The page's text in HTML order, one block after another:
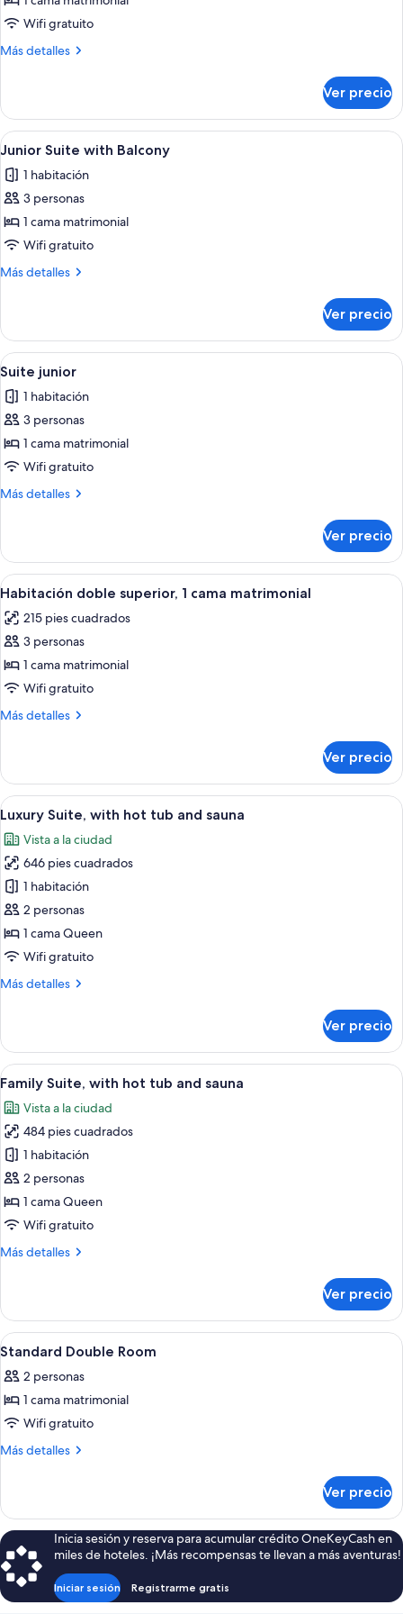
de
Habitación
Wifi gratuito
Más detalles
Más
doble
estándar
Ver precio
Abrir
todas
las
fotos
de
Junior
Suite
Un dormitorio con cama, mesitas de
6
Junior Suite with Balcony
1 habitación
3 personas
1 cama matrimonial
Wifi gratuito
Más detalles
Más
Suite
with
Balcony
Ver precio
Abrir
todas
las
fotos
de
Suite
junior
Un dormitorio con pared de piedra,
4
Suite junior
1 habitación
3 personas
1 cama matrimonial
Wifi gratuito
Más detalles
Más
junior
Ver precio
Abrir
todas
las
fotos
de
Habitación
doble
cama
matrimonial
Habitación de hotel moderna con
7
Habitación doble superior, 1 cama matrimonial
215 pies cuadrados
3 personas
1 cama matrimonial
Wifi gratuito
Más detalles
Más
doble
superior,
1
matrimonial
Ver precio
Abrir
todas
las
fotos
de
Luxury
Suite,
with
tub
Una lujosa habitación de hotel con
13
Luxury Suite, with hot tub and sauna
Vista a la ciudad
646 pies cuadrados
1 habitación
2 personas
1 cama Queen
Wifi gratuito
Más detalles
Más
Suite,
with
hot
and
sauna
Ver precio
Abrir
todas
las
fotos
de
Family
Suite,
with
tub
Habitación de hotel moderna con
7
Family Suite, with hot tub and sauna
Vista a la ciudad
484 pies cuadrados
1 habitación
2 personas
1 cama Queen
Wifi gratuito
Más detalles
Más
Suite,
with
hot
and
sauna
Ver precio
Abrir
todas
las
fotos
de
Standard
Habitación de hotel con cama,
5
Standard Double Room
2 personas
1 cama matrimonial
Wifi gratuito
Más detalles
Más
Double
Room
Ver precio
Inicia sesión y reserva para acumular crédito OneKeyCash en
miles de hoteles. ¡Más recompensas te llevan a más aventuras!
Iniciar sesión Registrarme gratis